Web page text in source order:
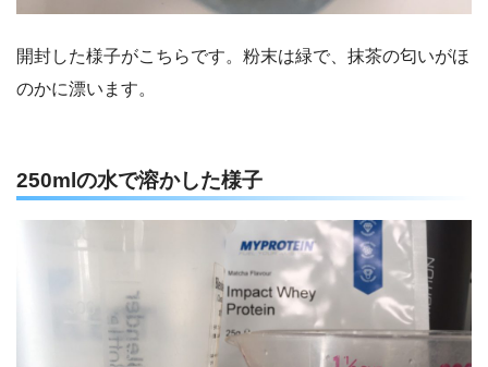
開封した様子がこちらです。粉末は緑で、抹茶の匂いがほ
のかに漂います。
250mlの水で溶かした様子